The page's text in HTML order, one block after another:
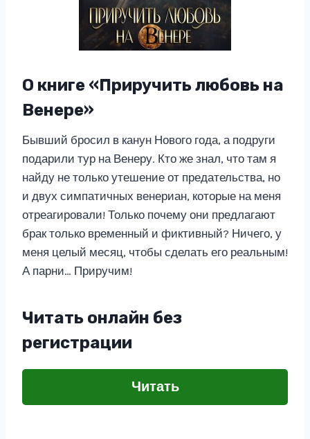
О книге «Приручить любовь на
Венере»
Бывший бросил в канун Нового года, а подруги
подарили тур на Венеру. Кто же знал, что там я
найду не только утешение от предательства, но
и двух симпатичных венериан, которые на меня
отреагировали! Только почему они предлагают
брак только временный и фиктивный? Ничего, у
меня целый месяц, чтобы сделать его реальным!
А парни… Приручим!
Читать онлайн без
регистрации
Читать